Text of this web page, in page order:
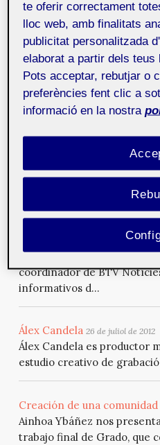
Rediseño
Fundación
Práctica final
Lenguajes y estándares
al HTML y al CSS.
práctico de
al estudio y análisis de un
1 d'octubre de 2012
Entrevista a Rafel Luján,
coordinador de BTV
informativos d...
Álex Candela 26 de juliol de 2012
Álex Candela es productor
estudio creativo de
Creación de una
Ainhoa Ybáñez nos
trabajo final de Grado, que
te oferir correctament
lloc web, amb finalitats
publicitat personalitzada
elaborat a partir dels teus
Pots acceptar, rebutjar o
preferències fent clic a
informació en la nostra